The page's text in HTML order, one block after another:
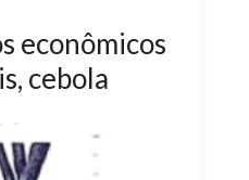
econômicos
cebola